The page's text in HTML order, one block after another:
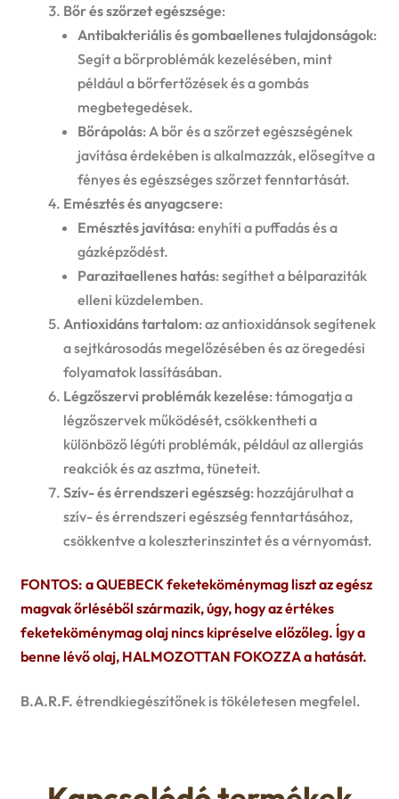
Bőr és szőrzet egészsége:
Antibakteriális és gombaellenes tulajdonságok:
Segít a bőrproblémák kezelésében, mint
például a bőrfertőzések és a gombás
megbetegedések.
Bőrápolás: A bőr és a szőrzet egészségének
javítása érdekében is alkalmazzák, elősegítve a
fényes és egészséges szőrzet fenntartását.
Emésztés és anyagcsere:
Emésztés javítása: enyhíti a puffadás és a
gázképződést.
Parazitaellenes hatás: segíthet a bélparaziták
elleni küzdelemben.
Antioxidáns tartalom: az antioxidánsok segítenek
a sejtkárosodás megelőzésében és az öregedési
folyamatok lassításában.
Légzőszervi problémák kezelése: támogatja a
légzőszervek működését, csökkentheti a
különböző légúti problémák, például az allergiás
reakciók és az asztma, tüneteit.
Szív- és érrendszeri egészség: hozzájárulhat a
szív- és érrendszeri egészség fenntartásához,
csökkentve a koleszterinszintet és a vérnyomást.
FONTOS: a QUEBECK feketeköménymag liszt az egész
magvak őrléséből származik, úgy, hogy az értékes
feketeköménymag olaj nincs kipréselve előzőleg. Így a
benne lévő olaj, HALMOZOTTAN FOKOZZA a hatását.
B.A.R.F. étrendkiegészítőnek is tökéletesen megfelel.